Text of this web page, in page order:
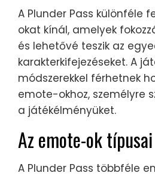
A Plunder Pass különféle
okat kínál, amelyek
és lehetővé teszik az
karakterkifejezéseket. A
módszerekkel férhetnek
emote-okhoz, személyre
a játékélményüket.
Az emote-ok típusai
A Plunder Pass többféle